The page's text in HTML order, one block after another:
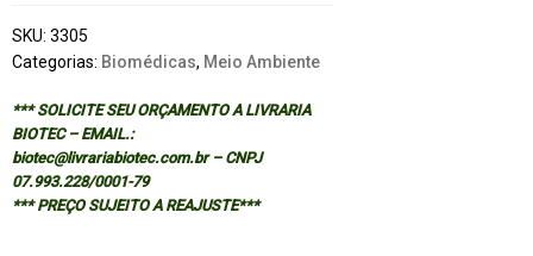
LEARNING
-
LEARNING
-
(CD-
ROM)
SKU: 3305
Categorias: Biomédicas, Meio Ambiente
*** SOLICITE SEU ORÇAMENTO A LIVRARIA
BIOTEC – EMAIL.:
biotec@livrariabiotec.com.br – CNPJ
07.993.228/0001-79
*** PREÇO SUJEITO A REAJUSTE***